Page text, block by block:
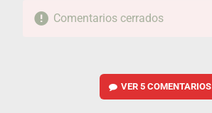
Comentarios cerrados
VER5 COMENTARIOS